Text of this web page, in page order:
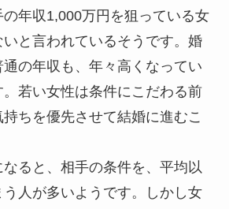
年収1,000万円を狙っている女
と言われているそうです。婚
の年収も、年々高くなってい
若い女性は条件にこだわる前
ちを優先させて結婚に進むこ
ると、相手の条件を、平均以
人が多いようです。しかし女